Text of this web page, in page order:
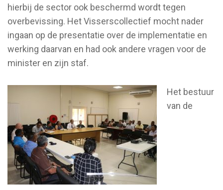
hierbij de sector ook beschermd wordt tegen
overbevissing. Het Visserscollectief mocht nader
ingaan op de presentatie over de implementatie en
werking daarvan en had ook andere vragen voor de
minister en zijn staf.
Het bestuur
van de